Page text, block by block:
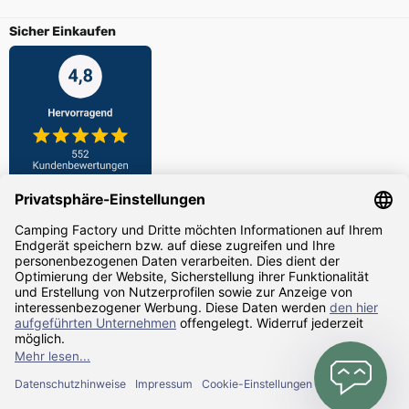
Sicher Einkaufen
Zahlarten
Versandarten